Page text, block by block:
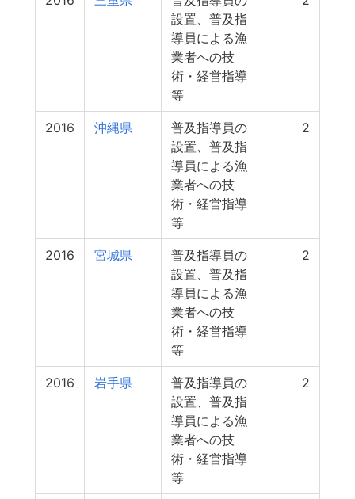
設置、普及指
導員による漁
業者への技
術・経営指導
等
2016 沖縄県
普及指導員の
設置、普及指
導員による漁
業者への技
術・経営指導
等
2
2016 宮城県
普及指導員の
設置、普及指
導員による漁
業者への技
術・経営指導
等
2
2016 岩手県
普及指導員の
設置、普及指
導員による漁
業者への技
術・経営指導
等
2